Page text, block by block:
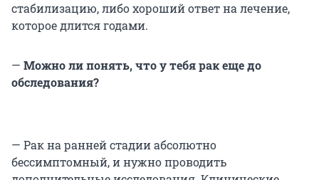
стабилизацию, либо хороший ответ на лечение,
которое длится годами.
— Можно ли понять, что у тебя рак еще до
обследования?
— Рак на ранней стадии абсолютно
бессимптомный, и нужно проводить